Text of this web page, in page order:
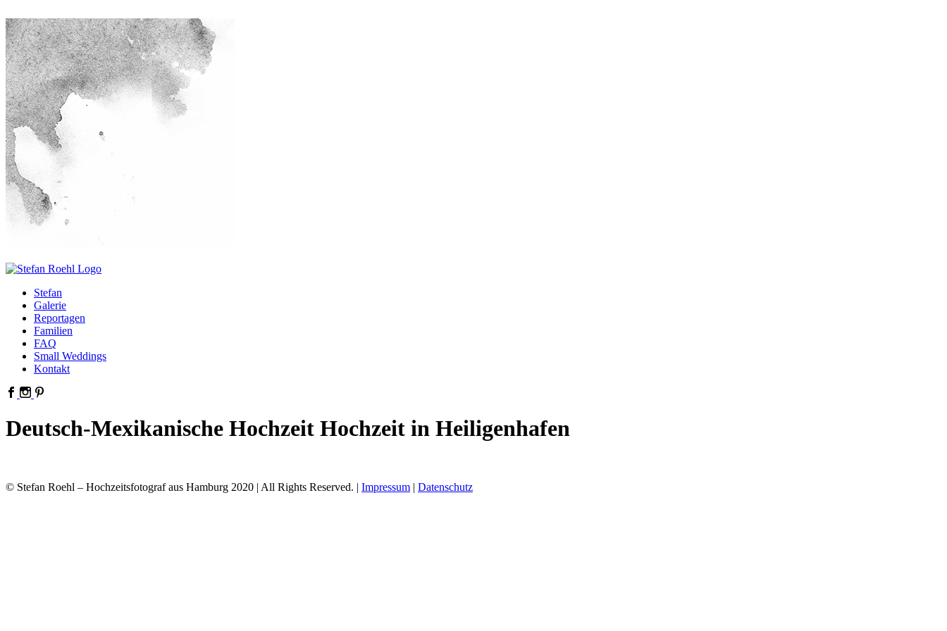
Stefan
Galerie
Reportagen
Familien
FAQ
Small Weddings
Kontakt
Deutsch-Mexikanische Hochzeit Hochzeit in Heiligenhafen
© Stefan Roehl – Hochzeitsfotograf aus Hamburg 2020 | All Rights Reserved. | Impressum | Datenschutz